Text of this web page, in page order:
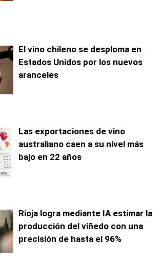
El vino chileno se desploma en
Estados Unidos por los nuevos
aranceles
Las exportaciones de vino
australiano caen a su nivel más
bajo en 22 años
Rioja logra mediante IA estimar la
producción del viñedo con una
precisión de hasta el 96%